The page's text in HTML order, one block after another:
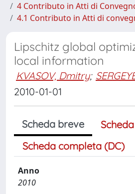
4 Contributo in Atti di
4.1 Contributo in Atti di
Lipschitz global
local information
KVASOV, Dmitry;
2010-01-01
Scheda breve
Scheda completa (DC)
Anno
2010